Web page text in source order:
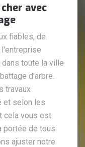
avec
fiables, de
toute la ville
d'arbre.
travaux
et selon les
cela vous est
portée de tous.
ajuster notre